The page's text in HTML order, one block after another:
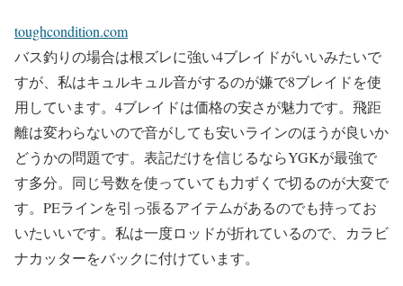
toughcondition.com
バス釣りの場合は根ズレに強い4ブレイドがいいみたいで
すが、私はキュルキュル音がするのが嫌で8ブレイドを使
用しています。4ブレイドは価格の安さが魅力です。飛距
離は変わらないので音がしても安いラインのほうが良いか
どうかの問題です。表記だけを信じるならYGKが最強で
す多分。同じ号数を使っていても力ずくで切るのが大変で
す。PEラインを引っ張るアイテムがあるのでも持ってお
いたいいです。私は一度ロッドが折れているので、カラビ
ナカッターをバックに付けています。